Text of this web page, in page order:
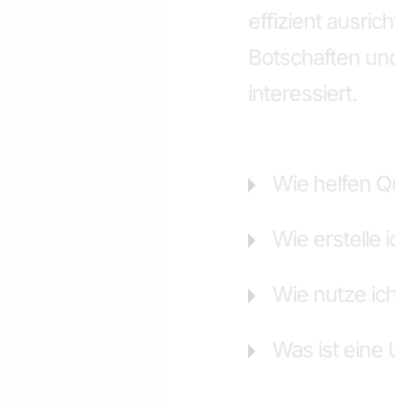
effizient
Botschaften
interessiert.
Wie helfen
Wie erstelle
Wie nutze
Was ist eine